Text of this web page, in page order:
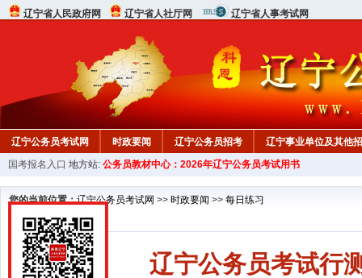
辽宁省人民政府网 辽宁省人社厅网 辽宁省人事考试网
辽宁公务员考试网 时政要闻 辽宁公务员招考 辽宁事业单位及其他
在线咨询 教材中心
国考报名入口 地方站: 公务员教材中心：2026年辽宁公务员考试用书
您的当前位置：辽宁公务员考试网 >> 时政要闻 >> 每日练习
辽宁公务员考试行